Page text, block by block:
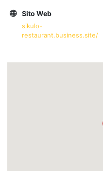
Sito Web
sikulo-
restaurant.business.site/